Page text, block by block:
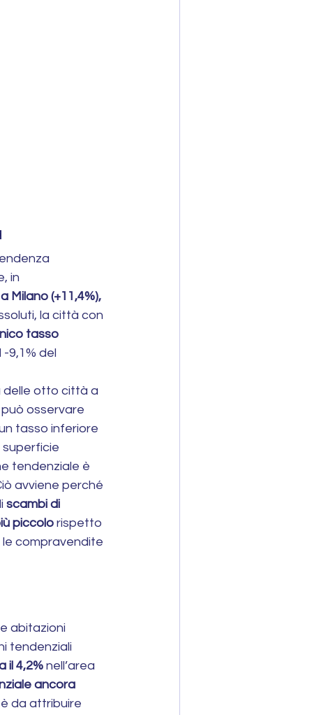
in
Milano (+11,4%),
la città con
tasso
9,1% del
delle otto città a
osservare
tasso inferiore
superficie
tendenziale è
avviene perché
scambi di
piccolo rispetto
le compravendite
abitazioni
tendenziali
il 4,2% nell’area
ancora
da attribuire